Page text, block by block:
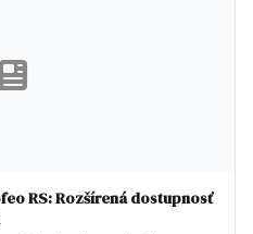
RS: Rozšírená dostupnosť